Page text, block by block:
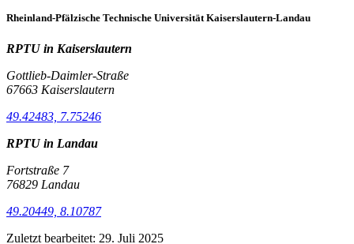
Rheinland-Pfälzische Technische Universität Kaiserslautern-Landau
RPTU in Kaiserslautern
Gottlieb-Daimler-Straße
67663 Kaiserslautern
49.42483, 7.75246
RPTU in Landau
Fortstraße 7
76829 Landau
49.20449, 8.10787
Zuletzt bearbeitet: 29. Juli 2025